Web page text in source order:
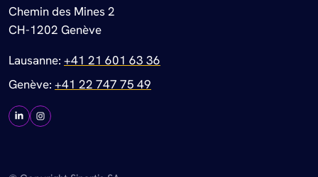
Chemin des Mines 2
CH-1202 Genève
Lausanne: +41 21 601 63 36
Genève: +41 22 747 75 49